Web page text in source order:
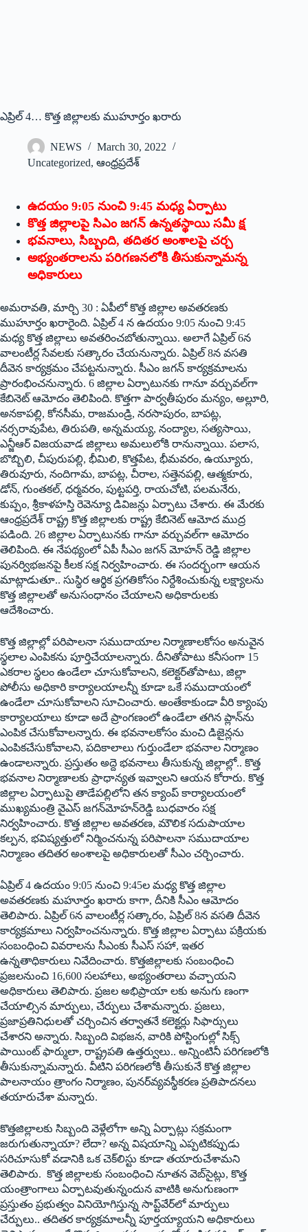
ఎ‌ప్రిల్‌ 4…‌ కొత్త జిల్లాలకు ముహూర్తం ఖరారు
NEWS
March 30, 2022
Uncategorized, ఆంధ్రప్రదేశ్
ఉదయం 9:05 నుంచి 9:45 మధ్య ఏర్పాటు
కొత్త జిల్లాలపై సిఎం జగన్‌ ఉన్నతస్థాయి సమీ క్ష
భవనాలు, సిబ్బంది, తదితర అంశాలపై చర్చ
అభ్యంతరాలను పరిగణనలోకి తీసుకున్నామన్న
అధికారులు
అమరావతి, మార్చి 30 : ఏపీలో కొత్త జిల్లాల అవతరణకు
ముహూర్తం ఖరారైంది. ఏప్రిల్‌ 4 ‌న ఉదయం 9:05 నుంచి 9:45
మధ్య కొత్త జిల్లాలు అవతరించబోతున్నాయి. అలాగే ఏప్రిల్‌ 6‌న
వాలంటీర్ల సేవలకు సత్కారం చేయనున్నారు. ఏప్రిల్‌ 8‌న వసతి
దీవెన కార్యక్రమం చేపట్టనున్నారు. సీఎం జగన్‌ ‌కార్యక్రమాలను
ప్రారంభించనున్నారు. 6 జిల్లాల ఏర్పాటునకు గానూ వర్చువల్‌గా
కేబినెట్‌ ఆమోదం తెలిపింది. కొత్తగా పార్వతీపురం మన్యం, అల్లూరి,
అనకాపల్లి, కోనసీమ, రాజమండ్రి, నరసాపురం, బాపట్ల,
నర్సరావుపేట, తిరుపతి, అన్నమయ్య, నంద్యాల, సత్యసాయి,
ఎన్జీఆర్‌ ‌విజయవాడ జిల్లాలు అమలులోకి రానున్నాయి. పలాస,
బొబ్బిలి, చీపురుపల్లి, భీమిలి, కొత్తపేట, భీమవరం, ఉయ్యూరు,
తిరువూరు, నందిగామ, బాపట్ల, చీరాల, సత్తెనపల్లి, ఆత్మకూరు,
డోన్‌, ‌గుంతకల్‌, ‌ధర్మవరం, పుట్టపర్తి, రాయచోటి, పలమనేరు,
కుప్పం, శ్రీకాళహస్తి రెవెన్యూ డివిజన్లు ఏర్పాటు చేశారు. ఈ మేరకు
ఆంధ్రప్రదేశ్‌ ‌రాష్ట్ర కొత్త జిల్లాలకు రాష్ట్ర కేబినెట్‌ ఆమోద ముద్ర
పడింది. 26 జిల్లాల ఏర్పాటునకు గానూ వర్చువల్‌గా ఆమోదం
తెలిపింది. ఈ నేపథ్యంలో ఏపీ సీఎం జగన్‌ ‌మోహన్‌ ‌రెడ్డి జిల్లాల
పునర్విభజనపై కీలక సక్ష నిర్వహించారు. ఈ సందర్భంగా ఆయన
మాట్లాడుతూ.. సుస్థిర ఆర్థిక ప్రగతికోసం నిర్దేశించుకున్న లక్ష్యాలను
కొత్త జిల్లాలతో అనుసంధానం చేయాలని అధికారులకు
ఆదేశించారు.
కొత్త జిల్లాల్లో పరిపాలనా సముదాయాల నిర్మాణాలకోసం అనువైన
స్థలాల ఎంపికను పూర్తిచేయాలన్నారు. దీనితోపాటు కనీసంగా 15
ఎకరాల స్థలం ఉండేలా చూసుకోవాలని, కలెక్టర్‌తోపాటు, జిల్లా
పోలీసు అధికారి కార్యాలయాలన్నీ కూడా ఒకే సముదాయంలో
ఉండేలా చూసుకోవాలని సూచించారు. అంతేకాకుండా వీరి క్యాంపు
కార్యాలయాలు కూడా అదే ప్రాంగణంలో ఉండేలా తగిన ప్లాన్‌ను
ఎంపిక చేసుకోవాలన్నారు. ఈ భవనాలకోసం మంచి డిజైన్లను
ఎంపికచేసుకోవాలని, పదికాలాలు గుర్తుండేలా భవనాల నిర్మాణం
ఉండాలన్నారు. ప్రస్తుతం అద్దె భవనాలు తీసుకున్న జిల్లాల్లో.. కొత్త
భవనాల నిర్మాణాలకు ప్రాధాన్యత ఇవ్వాలని ఆయన కోరారు. కొత్త
జిల్లాల ఏర్పాటుపై తాడేపల్లిలోని తన క్యాంప్‌ ‌కార్యాలయంలో
ముఖ్యమంత్రి వైఎస్‌ ‌జగన్‌మోహన్‌రెడ్డి బుధవారం సక్ష
నిర్వహించారు. కొత్త జిల్లాల అవతరణ, మౌలిక సదుపాయాల
కల్పన, భవిష్యత్తులో నిర్మించనున్న పరిపాలనా సముదాయాల
నిర్మాణం తదితర అంశాలపై అధికారులతో సీఎం చర్చించారు.
ఏప్రిల్‌ 4 ఉదయం 9:05 నుంచి 9:45ల మధ్య కొత్త జిల్లాల
అవతరణకు మహూర్తం ఖరారు కాగా, దీనికి సీఎం ఆమోదం
తెలిపారు. ఏప్రిల్‌ 6‌న వాలంటీర్ల సత్కారం, ఏప్రిల్‌ 8‌న వసతి దీవెన
కార్యక్రమాలు నిర్వహించనున్నారు. కొత్త జిల్లాల ఏర్పాటు పక్రియకు
సంబంధించి వివరాలను సీఎంకు సీఎస్‌ ‌సహా, ఇతర
ఉన్నతాధికారులు నివేదించారు. కొత్తజిల్లాలకు సంబంధించి
ప్రజలనుంచి 16,600 సలహాలు, అభ్యంతరాలు వచ్చాయని
అధికారులు తెలిపారు. ప్రజల అభిప్రాయా లకు అనుగు ణంగా
చేయాల్సిన మార్పులు, చేర్పులు చేశామన్నారు. ప్రజలు,
ప్రజాప్రతినిధులతో చర్చించిన తర్వాతనే కలెక్టర్లు సిఫార్సులు
చేశారని అన్నారు. సిబ్బంది విభజన, వారికి పోస్టింగుల్లో సిక్స్
‌పాయింట్‌ ‌ఫార్ములా, రాష్ట్రపతి ఉత్తర్వులు.. అన్నింటినీ పరిగణలోకి
తీసుకున్నామన్నారు. వీటిని పరిగణలోకి తీసుకునే కొత్త జిల్లాల
పాలనాయం త్రాంగం నిర్మాణం, పునర్‌వ్యవస్థీకరణ ప్రతిపాదనలు
తయారుచేశా మన్నారు.
కొత్తజిల్లాలకు సిబ్బంది వెళ్లేలోగా అన్ని ఏర్పాట్లు సక్రమంగా
జరుగుతున్నాయా? లేదా? అన్న విషయాన్ని ఎప్పటికప్పుడు
సరిచూసుకో వడానికి ఒక చెక్‌లిస్టు కూడా తయారుచేశామని
తెలిపారు. కొత్త జిల్లాలకు సంబంధించి నూతన వెబ్‌సైట్లు, కొత్త
యంత్రాంగాలు ఏర్పాటవుతున్నందున వాటికి అనుగుణంగా
ప్రస్తుతం ప్రభుత్వం వినియోగిస్తున్న సాప్ట్‌వేర్‌లో మార్పులు
చేర్పులు.. తదితర కార్యక్రమాలన్నీ పూర్తయ్యాయని అధికారులు